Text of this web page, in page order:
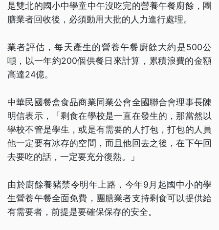
是雙北的國小中學童中午沒吃完的營養午餐廚餘，團
膳業者回收後，必須動用大批的人力進行處理。
業者評估，每天產生的營養午餐廚餘大約是500公
噸，以一年約200個供餐日來計算，累積浪費的金額
高達24億。
中華民國餐盒食品商業同業公會全國聯合會理事長陳
明信表示，「剩食在學校是一直在發生的，那當然以
學校不管是學生，或是有需要的人打包，打包的人員
他一定要有冰存的空間，而且他回去之後，在下午回
去要吃的話，一定要充分復熱。」
由於廚餘養豬禁令明年上路，今年9月起國中小的學
生營養午餐全面免費，團膳業者支持剩食可以提供給
有需要者，前提是要確保保存的安全。